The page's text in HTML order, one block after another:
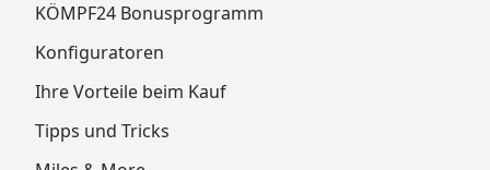
KÖMPF24 Bonusprogramm
Konfiguratoren
Ihre Vorteile beim Kauf
Tipps und Tricks